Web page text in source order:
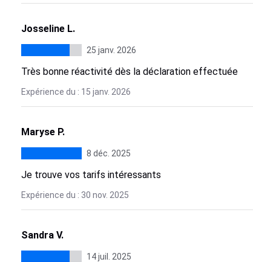
Josseline L.
25 janv. 2026
Très bonne réactivité dès la déclaration effectuée
Expérience du : 15 janv. 2026
Maryse P.
8 déc. 2025
Je trouve vos tarifs intéressants
Expérience du : 30 nov. 2025
Sandra V.
14 juil. 2025